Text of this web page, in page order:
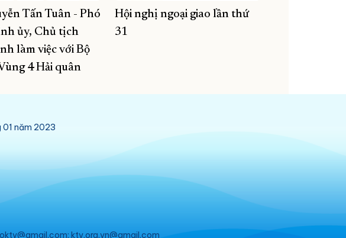
Tấn Tuân - Phó
ủy, Chủ tịch
làm việc với Bộ
4 Hải quân
Hội nghị ngoại giao lần thứ
31
01 năm 2023
ktv.org.vn@gmail.com